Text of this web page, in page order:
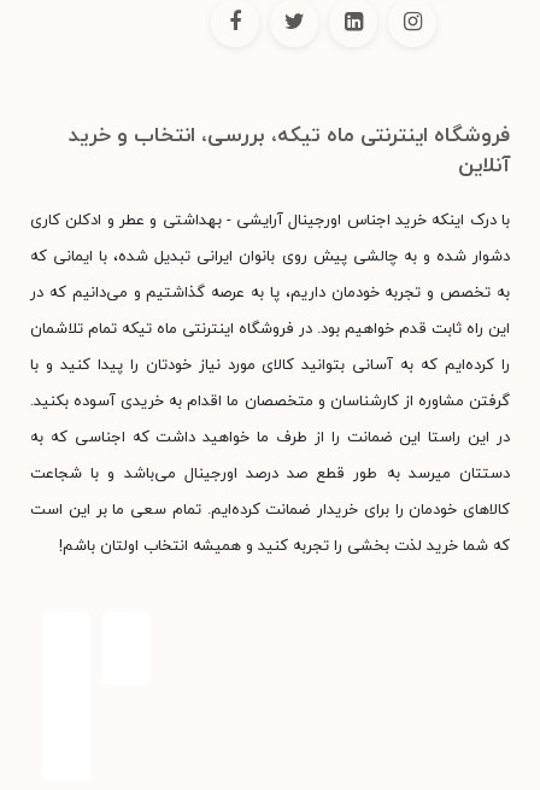
فروشگاه اینترنتی ماه تیکه، بررسی، انتخاب و خرید
آنلاین
با درک اینکه خرید اجناس اورجینال آرایشی - بهداشتی و عطر و ادکلن کاری
دشوار شده و به چالشی پیش روی بانوان ایرانی تبدیل شده، با ایمانی که
به تخصص و تجربه خودمان داریم، پا به عرصه گذاشتیم و می‌دانیم که در
این راه ثابت قدم خواهیم بود. در فروشگاه اینترنتی ماه تیکه تمام تلاشمان
را کرده‌ایم که به آسانی بتوانید کالای مورد نیاز خودتان را پیدا کنید و با
گرفتن مشاوره از کارشناسان و متخصصان ما اقدام به خریدی آسوده بکنید.
در این راستا این ضمانت را از طرف ما خواهید داشت که اجناسی که به
دستتان میرسد به طور قطع صد درصد اورجینال می‌باشد و با شجاعت
کالاهای خودمان را برای خریدار ضمانت کرده‌ایم. تمام سعی ما بر این است
که شما خرید لذت بخشی را تجربه کنید و همیشه انتخاب اولتان باشم!